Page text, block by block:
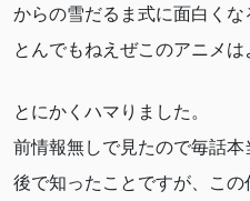
2期も期待
OPEDともに良い曲と演出で
5点中4.5点
からの雪だるま式に面白くな
とんでもねえぜこのアニメは
とにかくハマりました。
前情報無しで見たので毎話本
後で知ったことですが、この